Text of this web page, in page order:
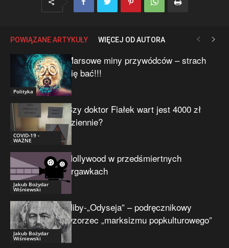
POWIĄZANE ARTYKUŁY WIĘCEJ OD AUTORA
Polityka
Marsowe miny przywódców – strach
się bać!!!
COVID-19 -
WAŻNE
Czy doktor Fiałek wart jest 4000 zł
dziennie?
Jakub Bożydar
Wiśniewski
Hollywood w przedśmiertnych
drgawkach
Jakub Bożydar
Wiśniewski
Niby-„Odyseja” – podręcznikowy
wzorzec „marksizmu popkulturowego”